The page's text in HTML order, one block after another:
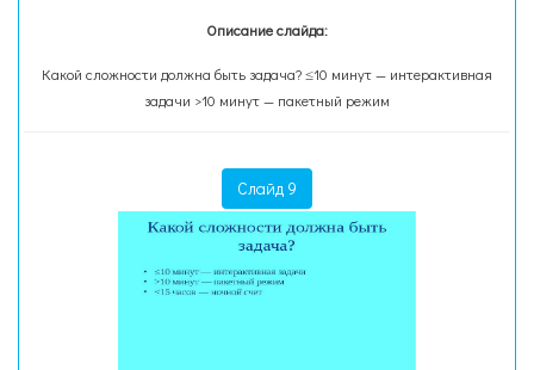
Описание слайда:
Какой сложности должна быть задача? ≤10 минут — интерактивная
задачи >10 минут — пакетный режим
Слайд 9